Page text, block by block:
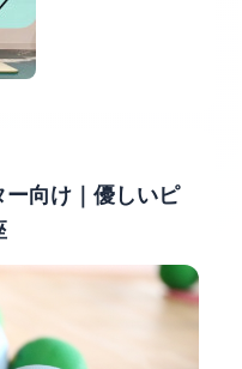
ー向け｜優しいピ